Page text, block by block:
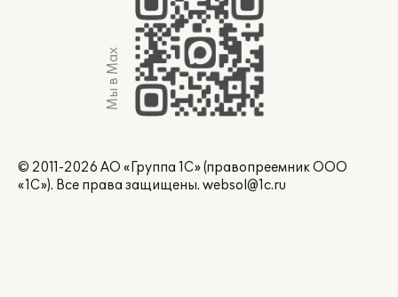
Мы в Max
© 2011-2026 АО «Группа 1С» (правопреемник ООО
«1С»). Все права защищены. websol@1c.ru